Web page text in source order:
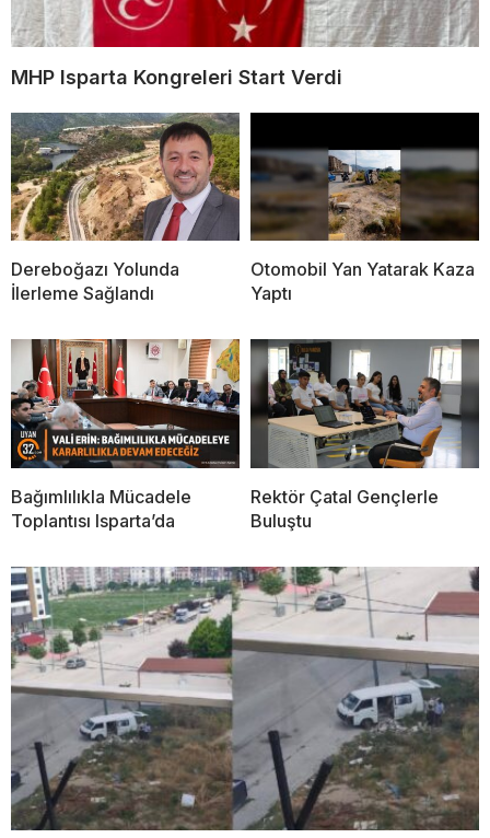
MHP Isparta Kongreleri Start Verdi
Dereboğazı Yolunda
İlerleme Sağlandı
Otomobil Yan Yatarak Kaza
Yaptı
Bağımlılıkla Mücadele
Toplantısı Isparta’da
Rektör Çatal Gençlerle
Buluştu